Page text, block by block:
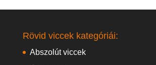
Rövid viccek kategóriái:
Abszolút viccek